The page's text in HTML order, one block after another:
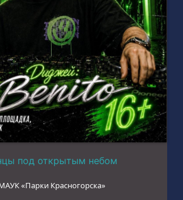
под открытым небом
«Парки Красногорска»